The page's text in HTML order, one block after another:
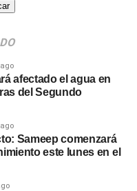
afectado el agua en
del Segundo
Sameep comenzará
este lunes en el